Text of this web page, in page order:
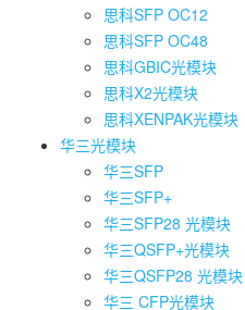
思科SFP OC12
思科SFP OC48
思科GBIC光模块
思科X2光模块
思科XENPAK光模块
华三光模块
华三SFP
华三SFP+
华三SFP28 光模块
华三QSFP+光模块
华三QSFP28 光模块
华三 CFP光模块